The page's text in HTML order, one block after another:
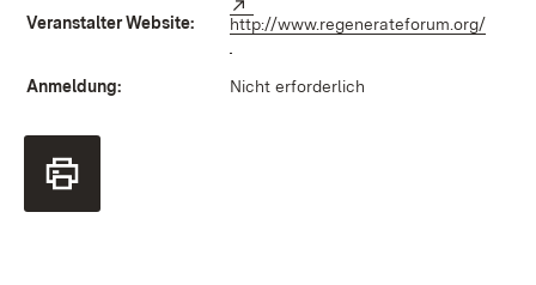
Veranstalter Website:
http://www.regenerateforum.org/
Anmeldung: Nicht erforderlich